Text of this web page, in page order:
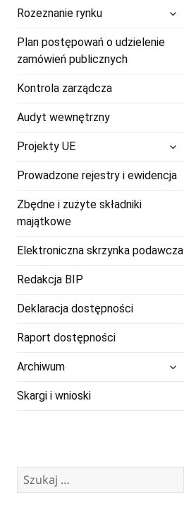
Rozeznanie rynkurozwiń
menu
potomne
Plan postępowań o udzielenie
zamówień publicznych
Kontrola zarządcza
Audyt wewnętrzny
Projekty UE
potomne
Prowadzone rejestry i ewidencja
Zbędne i zużyte składniki
majątkowe
Elektroniczna skrzynka podawcza
Redakcja BIP
Deklaracja dostępności
Raport dostępności
Archiwum
Skargi i wnioski
Szukaj: